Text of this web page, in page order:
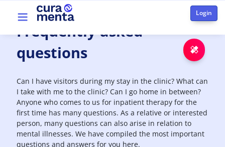
Aller au contenu principal
Top menu
Frequentlyasked
questions
Can I have visitors during my stay in the clinic? What can
I take with me to the clinic? Can I go home in between?
Anyone who comes to us for inpatient therapy for the
first time has many questions. As a relative or interested
person, many questions can also arise in relation to
mental illnesses. We have compiled the most important
questions and answers for you here.